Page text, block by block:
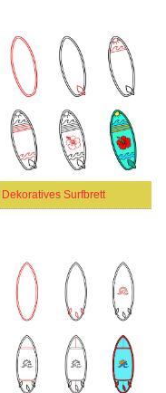
Dekoratives Surfbrett